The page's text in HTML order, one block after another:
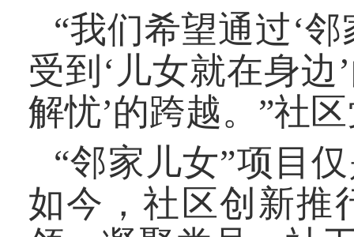
“我们希望通过‘
受到‘儿女就在身边
解忧’的跨越。”
“邻家儿女”项目
如今，社区创新推